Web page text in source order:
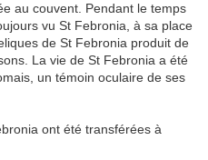
au couvent. Pendant le temps
vu St Febronia, à sa place
de St Febronia produit de
La vie de St Febronia a été
un témoin oculaire de ses
ont été transférées à